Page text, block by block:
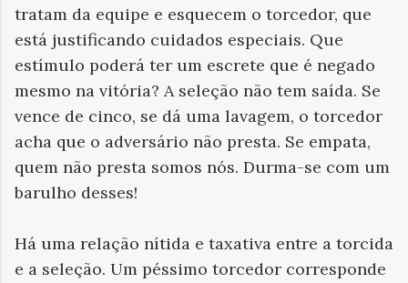
tratam da equipe e esquecem o torcedor, que
está justificando cuidados especiais. Que
estímulo poderá ter um escrete que é negado
mesmo na vitória? A seleção não tem saída. Se
vence de cinco, se dá uma lavagem, o torcedor
acha que o adversário não presta. Se empata,
quem não presta somos nós. Durma-se com um
barulho desses!
Há uma relação nítida e taxativa entre a torcida
e a seleção. Um péssimo torcedor corresponde